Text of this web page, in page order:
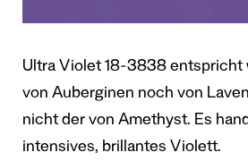
Ultra Violet 18-3838 entspricht
von Auberginen noch von
nicht der von Amethyst. Es
intensives, brillantes Violett.